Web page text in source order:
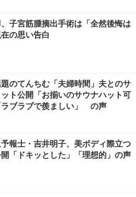
子宮筋腫摘出手術は「全然後悔は
の思い告白
のてんちむ「夫婦時間」夫とのサ
ト公開「お揃いのサウナハット可
ブラブで羨ましい」 の声
報士・吉井明子、美ボディ際立つ
「ドキッとした」「理想的」の声